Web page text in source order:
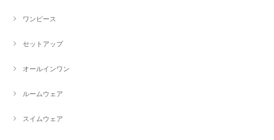
ワンピース
セットアップ
オールインワン
ルームウェア
スイムウェア